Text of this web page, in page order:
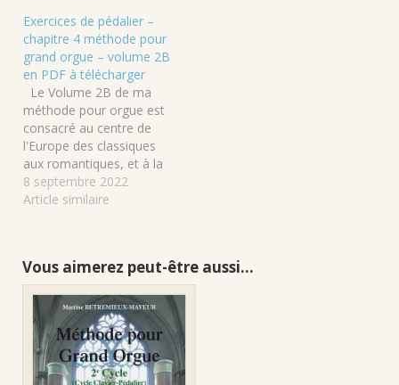
leçons consacrées aux
compositeurs anglais du
16e au 19e siècle ainsi
que des indications sur
la…
Exercices de pédalier –
chapitre 4 méthode pour
grand orgue – volume 2B
en PDF à télécharger
Le Volume 2B de ma
méthode pour orgue est
consacré au centre de
l'Europe des classiques
aux romantiques, et à la
musique anglaise. Un
chapitre est consacré à la
conjointement avec le
répertoire. Ce chapitre est
disponible en version…
8 septembre 2022
Article similaire
Vous aimerez peut-être aussi…